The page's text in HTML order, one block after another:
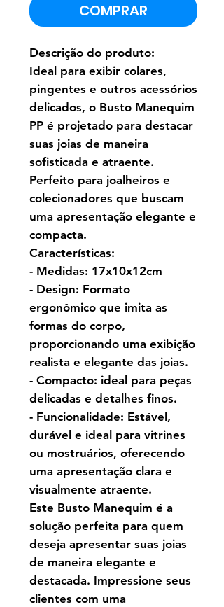
COMPRAR
Descrição do produto:
Ideal para exibir colares,
pingentes e outros acessórios
delicados, o Busto Manequim
PP é projetado para destacar
suas joias de maneira
sofisticada e atraente.
Perfeito para joalheiros e
colecionadores que buscam
uma apresentação elegante e
compacta.
Características:
- Medidas: 17x10x12cm
- Design: Formato
ergonômico que imita as
formas do corpo,
proporcionando uma exibição
realista e elegante das joias.
- Compacto: ideal para peças
delicadas e detalhes finos.
- Funcionalidade: Estável,
durável e ideal para vitrines
ou mostruários, oferecendo
uma apresentação clara e
visualmente atraente.
Este Busto Manequim é a
solução perfeita para quem
deseja apresentar suas joias
de maneira elegante e
destacada. Impressione seus
clientes com uma